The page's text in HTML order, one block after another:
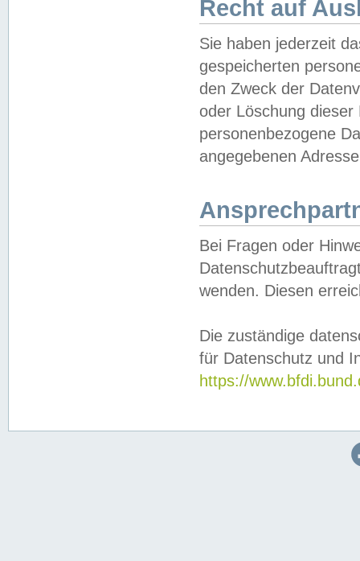
Recht auf
Sie haben jederzeit
gespeicherten
den Zweck der
oder Löschung
personenbezogene
angegebenen
Bei Fragen oder
wenden. Diesen
Die zuständige
für Datenschutz und
https://